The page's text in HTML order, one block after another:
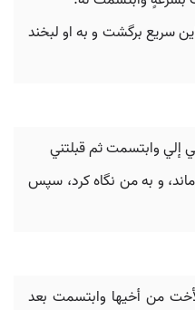
سریع برگشت و به او لبخند
‫إلي وابتسمت ثم قبلتني‪
و به من نگاه کرد، سپس
من أخيها وابتسمت بعد